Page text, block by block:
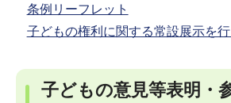
条例リーフレット
子どもの権利に関する常設展示を
子どもの意見等表明・